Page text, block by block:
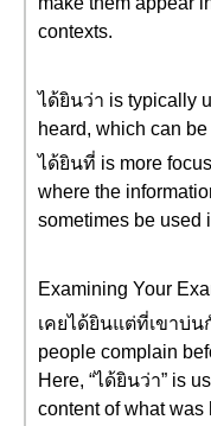
contexts.
ได้ยินว่า is typically
heard, which can
ได้ยินที่ is more
where the
sometimes be used
Examining Your
เคยได้ยินแต่ที่เขาบ่
people complain
Here, “ได้ยินว่า” is
content of what was